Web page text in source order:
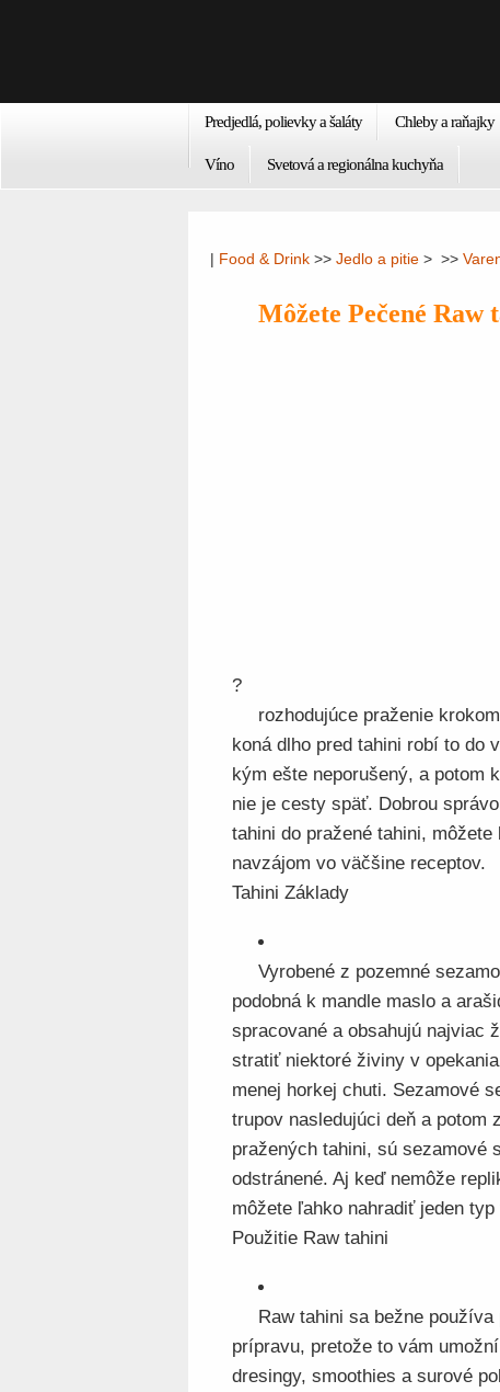
Predjedlá, polievky a šaláty Chleby a raňajky
Víno Svetová a regionálna kuchyňa
| Food & Drink >> Jedlo a pitie > >>
Môžete Pečené Raw
?
rozhodujúce praženie
koná dlho pred tahini robí to do
kým ešte neporušený, a potom
nie je cesty späť. Dobrou
tahini do pražené tahini,
navzájom vo väčšine receptov.
Tahini Základy
Vyrobené z pozemné
podobná k mandle maslo a
spracované a obsahujú najviac
stratiť niektoré živiny v
menej horkej chuti. Sezamové
trupov nasledujúci deň a potom
pražených tahini, sú sezamové
odstránené. Aj keď nemôže
môžete ľahko nahradiť jeden
Použitie Raw tahini
Raw tahini sa bežne
prípravu, pretože to vám
dresingy, smoothies a surové